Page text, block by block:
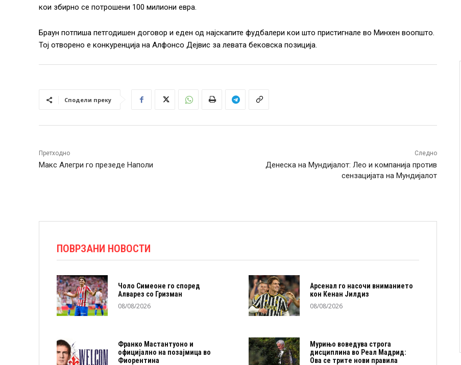
кои збирно се потрошени 100 милиони евра.
Браун потпиша петгодишен договор и еден од најскапите фудбалери кои што пристигнале во Минхен воопшто.
Тој отворено е конкуренција на Алфонсо Дејвис за левата бековска позиција.
Сподели преку
Претходно
Макс Алегри го презеде Наполи
Следно
Денеска на Мундијалот: Лео и компанија против
сензацијата на Мундијалот
ПОВРЗАНИ НОВОСТИ
Чоло Симеоне го според
Алварез со Гризман
08/08/2026
Арсенал го насочи вниманието
кон Кенан Јилдиз
08/08/2026
Франко Мастантуоно и
официјално на позајмица во
Фиорентина
Мурињо воведува строга
дисциплина во Реал Мадрид:
Ова се трите нови правила